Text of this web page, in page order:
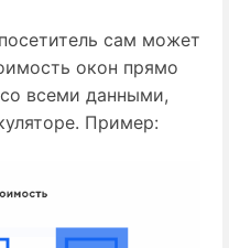
сам может
окон прямо
со всеми данными,
Пример: